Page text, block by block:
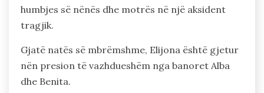
humbjes së nënës dhe motrës në një aksident
tragjik.
Gjatë natës së mbrëmshme, Elijona është gjetur
nën presion të vazhdueshëm nga banoret Alba
dhe Benita.